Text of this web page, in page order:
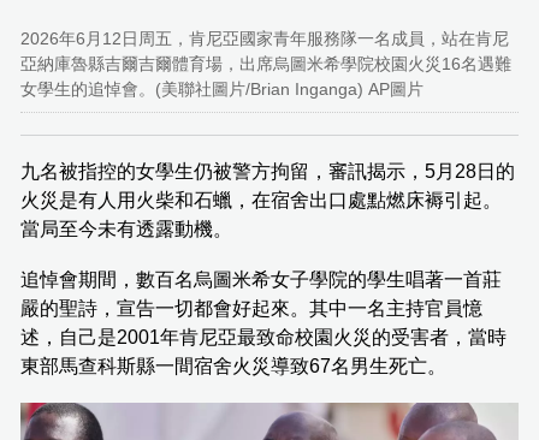
2026年6月12日周五，肯尼亞國家青年服務隊一名成員，站在肯尼
亞納庫魯縣吉爾吉爾體育場，出席烏圖米希學院校園火災16名遇難
女學生的追悼會。(美聯社圖片/Brian Inganga) AP圖片
九名被指控的女學生仍被警方拘留，審訊揭示，5月28日的
火災是有人用火柴和石蠟，在宿舍出口處點燃床褥引起。
當局至今未有透露動機。
追悼會期間，數百名烏圖米希女子學院的學生唱著一首莊
嚴的聖詩，宣告一切都會好起來。其中一名主持官員憶
述，自己是2001年肯尼亞最致命校園火災的受害者，當時
東部馬查科斯縣一間宿舍火災導致67名男生死亡。